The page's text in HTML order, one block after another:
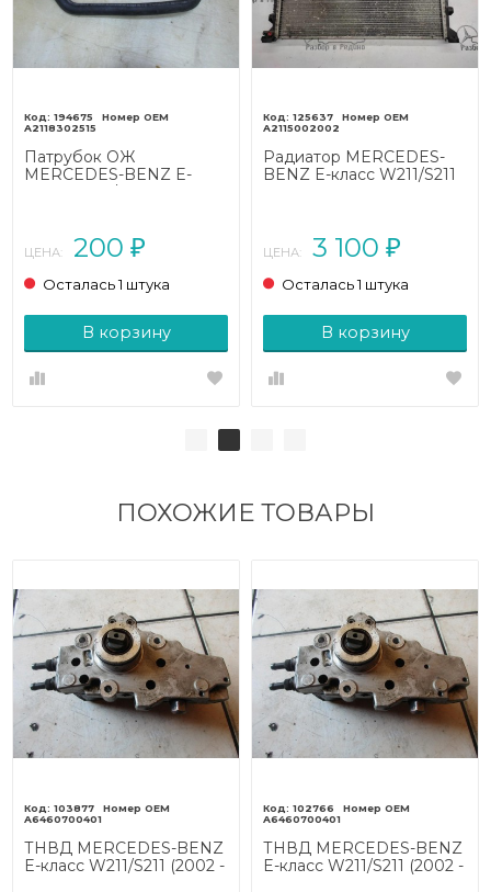
194675
A2118302515
Патрубок ОЖ
MERCEDES-BENZ E-
ЦЕНА: 200 ₽
Осталась 1 штука
В корзину
125637
A2115002002
Радиатор MERCEDES-
BENZ E-класс W211/S211
ЦЕНА: 3 100 ₽
Осталась 1 штука
В корзину
ПОХОЖИЕ ТОВАРЫ
103877
A6460700401
ТНВД MERCEDES-BENZ
E-класс W211/S211 (2002 -
102766
A6460700401
ТНВД MERCEDES-BENZ
E-класс W211/S211 (2002 -